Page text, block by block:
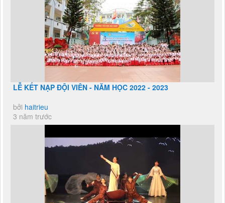
LỄ KẾT NẠP ĐỘI VIÊN - NĂM HỌC 2022 - 2023
bởi haitrieu
3 năm trước